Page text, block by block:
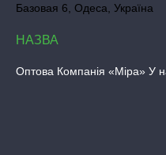
Базовая 6, Одеса, Україна
Оптова Компанія «Міра» У